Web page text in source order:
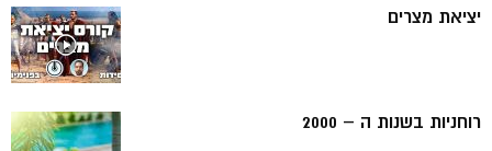
יציאת מצרים
רוחניות בשנות ה – 2000